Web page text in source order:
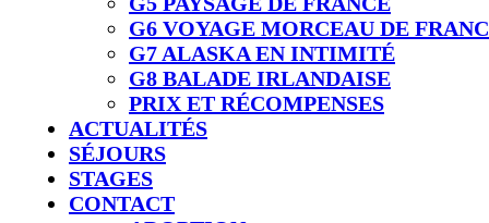
G6 VOYAGE MORCEAU DE
G7 ALASKA EN INTIMITÉ
G8 BALADE IRLANDAISE
PRIX ET RÉCOMPENSES
ACTUALITÉS
SÉJOURS
STAGES
CONTACT